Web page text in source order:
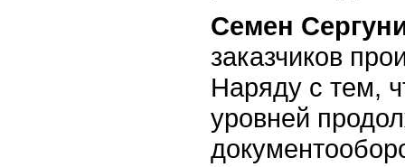
Семен
заказчиков
Наряду с тем,
уровней